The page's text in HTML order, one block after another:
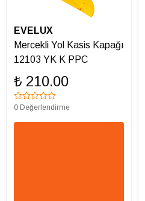
EVELUX
Mercekli Yol Kasis Kapağı
12103 YK K PPC
₺ 210.00
0 Değerlendirme